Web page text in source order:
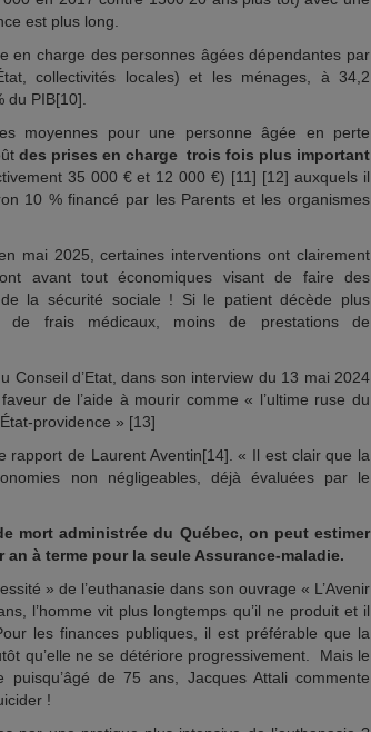
est plus long.
en charge des personnes âgées dépendantes par
collectivités locales) et les ménages, à 34,2
du PIB[10].
moyennes pour une personne âgée en perte
des prises en charge trois fois plus important
35 000 € et 12 000 €) [11] [12] auxquels il
10 % financé par les Parents et les organismes
mai 2025, certaines interventions ont clairement
avant tout économiques visant de faire des
la sécurité sociale ! Si le patient décède plus
de frais médicaux, moins de prestations de
Conseil d’Etat, dans son interview du 13 mai 2024
de l’aide à mourir comme « l’ultime ruse du
providence » [13]
rapport de Laurent Aventin[14]. « Il est clair que la
non négligeables, déjà évaluées par le
mort administrée du Québec, on peut estimer
à terme pour la seule Assurance-maladie.
» de l’euthanasie dans son ouvrage « L’Avenir
l’homme vit plus longtemps qu’il ne produit et il
les finances publiques, il est préférable que la
qu’elle ne se détériore progressivement. Mais le
de 75 ans, Jacques Attali commente
!